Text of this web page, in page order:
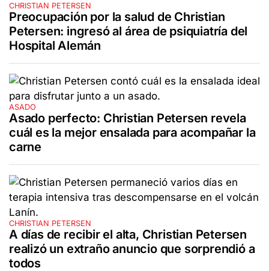
CHRISTIAN PETERSEN
Preocupación por la salud de Christian
Petersen: ingresó al área de psiquiatría del
Hospital Alemán
ASADO
Asado perfecto: Christian Petersen revela
cuál es la mejor ensalada para acompañar la
carne
CHRISTIAN PETERSEN
A días de recibir el alta, Christian Petersen
realizó un extraño anuncio que sorprendió a
todos